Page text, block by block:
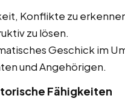
Konflikte zu
zu lösen.
Geschick im
und Angehörigen.
Fähigkeiten